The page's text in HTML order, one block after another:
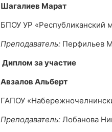
Шагалиев Марат
БПОУ УР «Республиканский
Преподаватель: Перфильев
Диплом за участие
Авзалов Альберт
ГАПОУ
Преподаватель: Лобанова